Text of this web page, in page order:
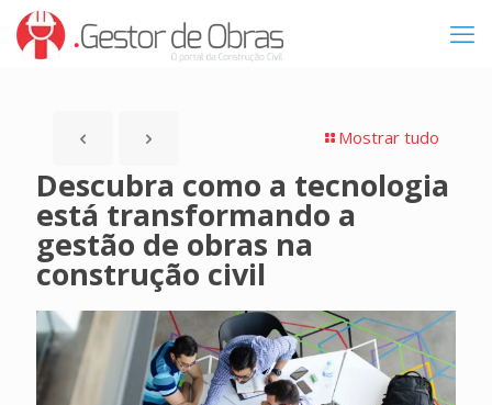
Mostrar tudo
Descubra como a tecnologia
está transformando a
gestão de obras na
construção civil